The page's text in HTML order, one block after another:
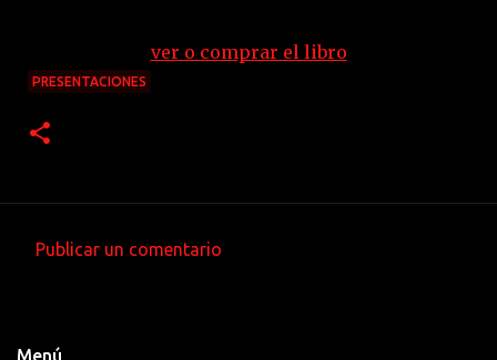
ver o comprar el libro
PRESENTACIONES
Publicar un comentario